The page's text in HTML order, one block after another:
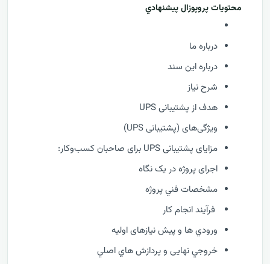
محتويات پروپوزال پيشنهادي
درباره ما
درباره این سند
شرح نیاز
هدف از پشتیبانی UPS
ویژگی‌های (پشتیبانی UPS)
مزایای پشتیبانی UPS برای صاحبان کسب‌وکار:
اجرای پروژه در یک نگاه
مشخصات فني پروژه
فرآيند انجام کار
ورودي ها و پیش نیازهای اولیه
خروجي نهایی و پردازش هاي اصلي